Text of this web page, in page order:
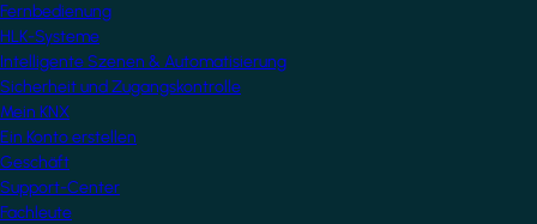
Fernbedienung
HLK-Systeme
Intelligente Szenen & Automatisierung
Sicherheit und Zugangskontrolle
Mein KNX
Ein Konto erstellen
Geschäft
Support-Center
Fachleute